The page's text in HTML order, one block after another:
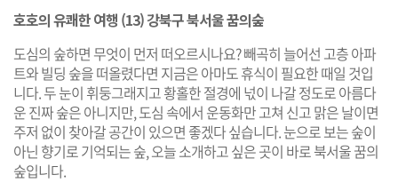
호호의 유쾌한 여행 (13) 강북구 북서울 꿈의숲
도심의 숲하면 무엇이 먼저 떠오르시나요? 빼곡히 늘어선 고층 아파
트와 빌딩 숲을 떠올렸다면 지금은 아마도 휴식이 필요한 때일 것입
니다. 두 눈이 휘둥그래지고 황홀한 절경에 넋이 나갈 정도로 아름다
운 진짜 숲은 아니지만, 도심 속에서 운동화만 고쳐 신고 맑은 날이면
주저 없이 찾아갈 공간이 있으면 좋겠다 싶습니다. 눈으로 보는 숲이
아닌 향기로 기억되는 숲, 오늘 소개하고 싶은 곳이 바로 북서울 꿈의
숲입니다.